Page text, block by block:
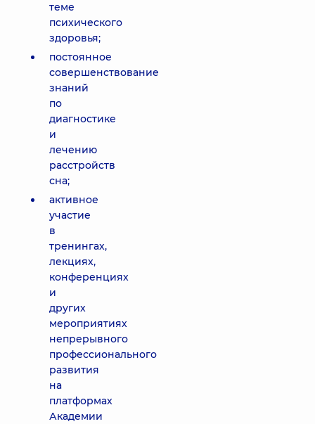
теме
психического
здоровья;
постоянное
совершенствование
знаний
по
диагностике
и
лечению
расстройств
сна;
активное
участие
в
тренингах,
лекциях,
конференциях
и
других
мероприятиях
непрерывного
профессионального
развития
на
платформах
Академии